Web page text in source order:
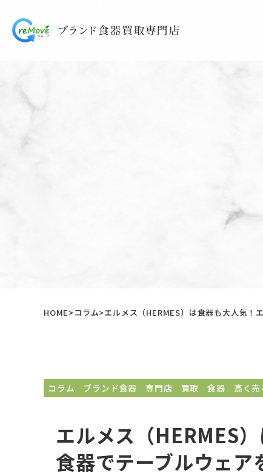
HOME コラム エルメス（HERMES）は食器も大人気！
コラム ブランド食器 専門店 買取 食器 高く売
エルメス（HERMES
食器でテーブルウェア